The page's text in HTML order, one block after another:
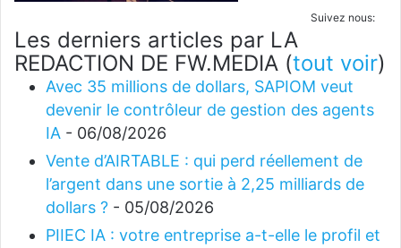
Suivez nous:
Les derniers articles par LA
REDACTION DE FW.MEDIA (tout voir)
Avec 35 millions de dollars, SAPIOM veut
devenir le contrôleur de gestion des agents
IA - 06/08/2026
Vente d’AIRTABLE : qui perd réellement de
l’argent dans une sortie à 2,25 milliards de
dollars ? - 05/08/2026
PIIEC IA : votre entreprise a-t-elle le profil et